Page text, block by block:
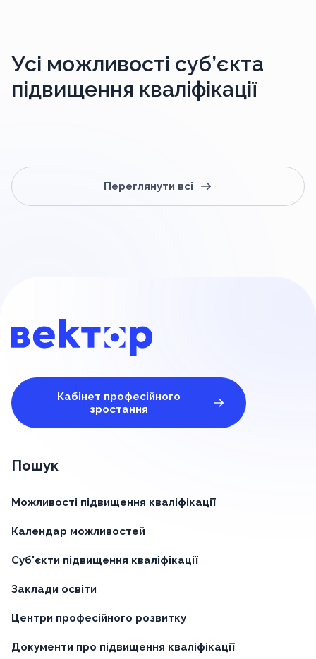
Усі можливості суб’єкта
підвищення кваліфікації
Переглянути всі
Кабінет професійного
зростання
Пошук
Можливості підвищення кваліфікації
Календар можливостей
Суб'єкти підвищення кваліфікації
Заклади освіти
Центри професійного розвитку
Документи про підвищення кваліфікації